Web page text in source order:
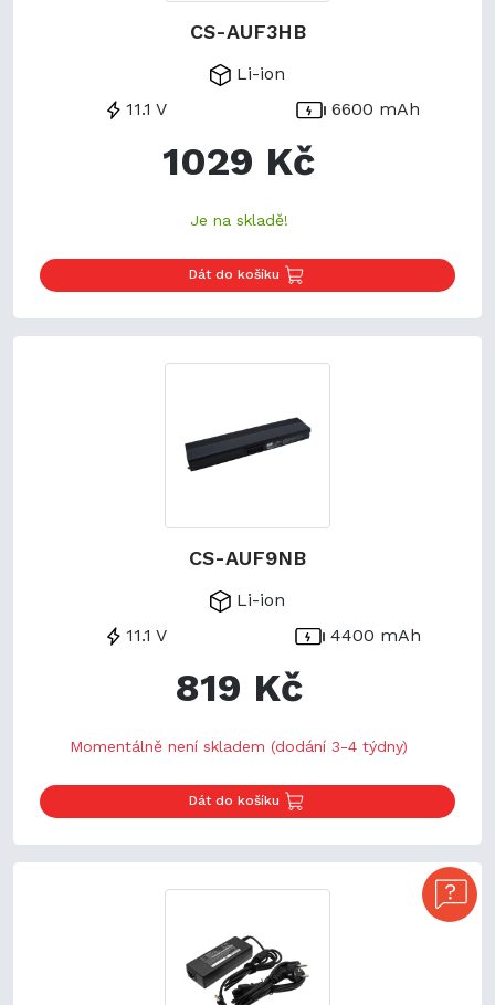
CS-AUF3HB
Li-ion
11.1 V
6600 mAh
1029 Kč
Je na skladě!
Dát do košíku
CS-AUF9NB
Li-ion
11.1 V
4400 mAh
819 Kč
Momentálně není skladem (dodání 3-4 týdny)
Dát do košíku